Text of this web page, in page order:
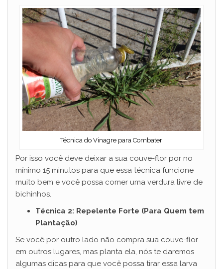
Técnica do Vinagre para Combater
Por isso você deve deixar a sua couve-flor por no
mínimo 15 minutos para que essa técnica funcione
muito bem e você possa comer uma verdura livre de
bichinhos.
Técnica 2: Repelente Forte (Para Quem tem
Plantação)
Se você por outro lado não compra sua couve-flor
em outros lugares, mas planta ela, nós te daremos
algumas dicas para que você possa tirar essa larva